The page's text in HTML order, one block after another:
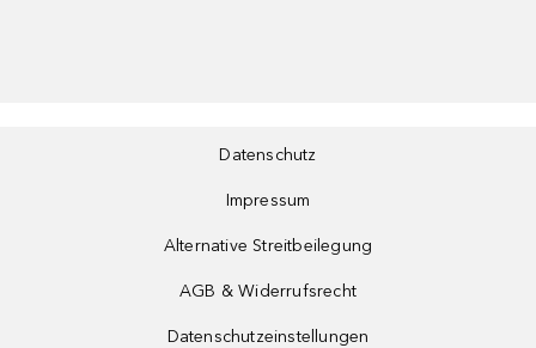
Datenschutz
Impressum
Alternative Streitbeilegung
AGB & Widerrufsrecht
Datenschutzeinstellungen